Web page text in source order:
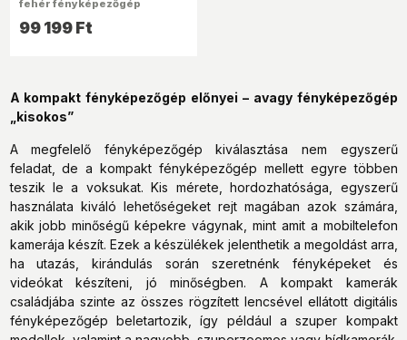
fehér fényképezőgép
99 199 Ft
A kompakt fényképezőgép előnyei – avagy fényképezőgép
„kisokos”
A megfelelő fényképezőgép kiválasztása nem egyszerű
feladat, de a kompakt fényképezőgép mellett egyre többen
teszik le a voksukat. Kis mérete, hordozhatósága, egyszerű
használata kiváló lehetőségeket rejt magában azok számára,
akik jobb minőségű képekre vágynak, mint amit a mobiltelefon
kamerája készít. Ezek a készülékek jelenthetik a megoldást arra,
ha utazás, kirándulás során szeretnénk fényképeket és
videókat készíteni, jó minőségben. A kompakt kamerák
családjába szinte az összes rögzített lencsével ellátott digitális
fényképezőgép beletartozik, így például a szuper kompakt